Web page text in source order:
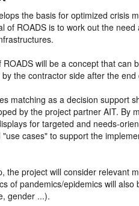
the basis for optimized crisis
of ROADS is to work out the
ROADS will be a concept that can
the contractor side after the end
matching as a decision support
by the project partner AIT. By
for targeted and needs-
"use cases" to support the
the project will consider relevant
of pandemics/epidemics will
gender ...).